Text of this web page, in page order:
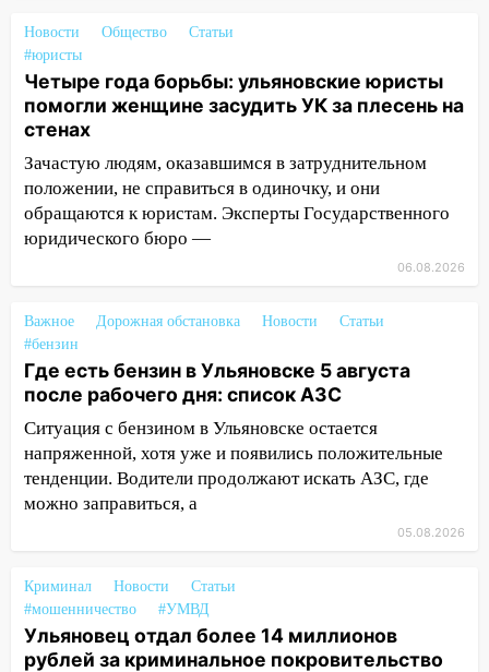
10:00
51-летний мужчина
09:50 В Ульяновске черный коршун
застрял в тепловозе
09:44
Ульяновские спасатели помогли
юному велосипедисту на улице
Чернышевского
В Заволжском районе украли два
07:18
В Ульяновск идет
тридцатиградусная жара: какая будет
погода в четверг
06:00 Четыре года борьбы: ульяновские
юристы помогли женщине засудить УК
за плесень на стенах
05:00
Кому 6 августа звезды сулят
05.08.2026
22:58
Соцсети: на проспекте Тюленева
ДТП с мотоциклистом
Новости Общество
Статьи
#юристы
Четыре года борьбы: ульяновские юристы
помогли женщине засудить УК за плесень на
стенах
Зачастую людям, оказавшимся в затруднительном
положении, не справиться в одиночку, и они
обращаются к юристам. Эксперты Государственного
юридического бюро —
06.08.2026
Важное Дорожная обстановка Новости
Статьи
#бензин
Где есть бензин в Ульяновске 5 августа
после рабочего дня: список АЗС
Ситуация с бензином в Ульяновске остается
напряженной, хотя уже и появились положительные
тенденции. Водители продолжают искать АЗС, где
можно заправиться, а
05.08.2026
Криминал Новости
Статьи
#мошенничество
#УМВД
Ульяновец отдал более 14 миллионов
рублей за криминальное покровительство